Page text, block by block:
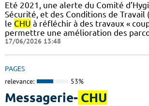
Eté 2021, une alerte du Comité
Sécurité, et des Conditions de Travail
le CHU à réfléchir à des travaux «
permettre une amélioration des
17/06/2026 13:48
PAGES
relevance: 53%
Messagerie- CHU